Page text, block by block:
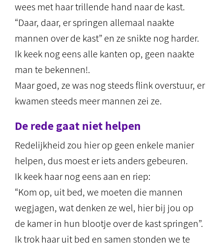
wees met haar trillende hand naar de kast.
“Daar, daar, er springen allemaal naakte
mannen over de kast” en ze snikte nog harder.
Ik keek nog eens alle kanten op, geen naakte
man te bekennen!.
Maar goed, ze was nog steeds flink overstuur, er
kwamen steeds meer mannen zei ze.
De rede gaat niet helpen
Redelijkheid zou hier op geen enkele manier
helpen, dus moest er iets anders gebeuren.
Ik keek haar nog eens aan en riep:
“Kom op, uit bed, we moeten die mannen
wegjagen, wat denken ze wel, hier bij jou op
de kamer in hun blootje over de kast springen”.
Ik trok haar uit bed en samen stonden we te